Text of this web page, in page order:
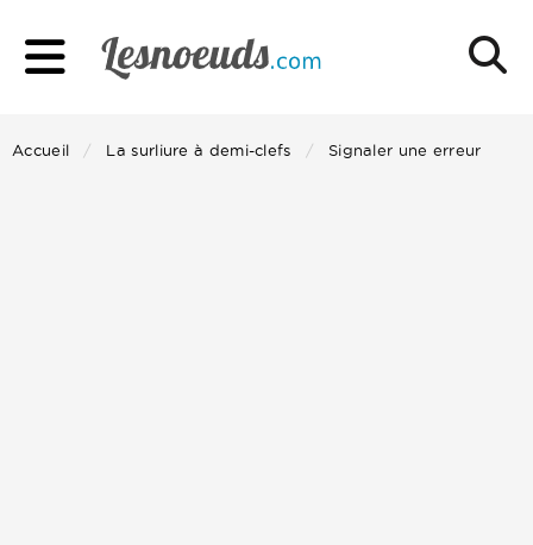
Accueil La surliure à demi-clefs Signaler une erreur